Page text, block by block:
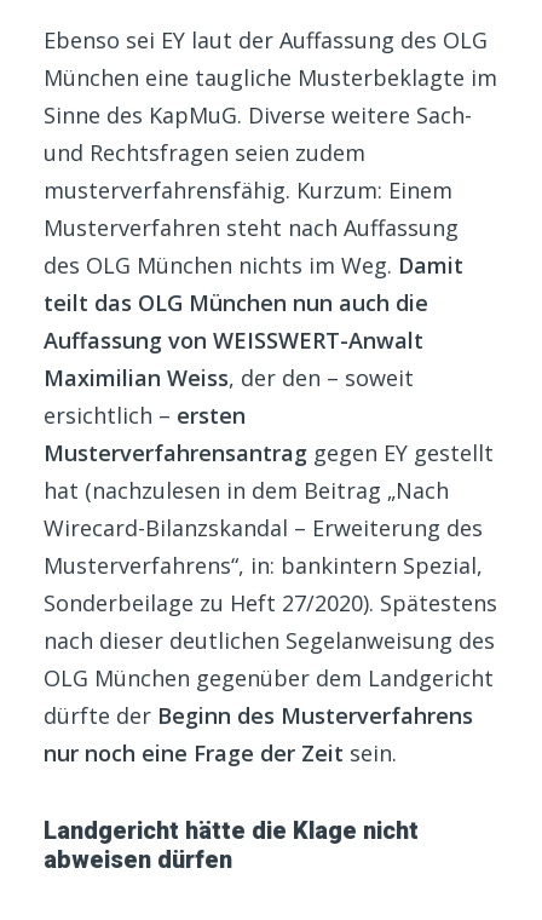
Ebenso sei EY laut der Auffassung des OLG
München eine taugliche Musterbeklagte im
Sinne des KapMuG. Diverse weitere Sach-
und Rechtsfragen seien zudem
musterverfahrensfähig. Kurzum: Einem
Musterverfahren steht nach Auffassung
des OLG München nichts im Weg. Damit
teilt das OLG München nun auch die
Auffassung von WEISSWERT-Anwalt
Maximilian Weiss, der den – soweit
ersichtlich – ersten
Musterverfahrensantrag gegen EY gestellt
hat (nachzulesen in dem Beitrag „Nach
Wirecard-Bilanzskandal – Erweiterung des
Musterverfahrens“, in: bankintern Spezial,
Sonderbeilage zu Heft 27/2020). Spätestens
nach dieser deutlichen Segelanweisung des
OLG München gegenüber dem Landgericht
dürfte der Beginn des Musterverfahrens
nur noch eine Frage der Zeit sein.
Landgericht hätte die Klage nicht
abweisen dürfen